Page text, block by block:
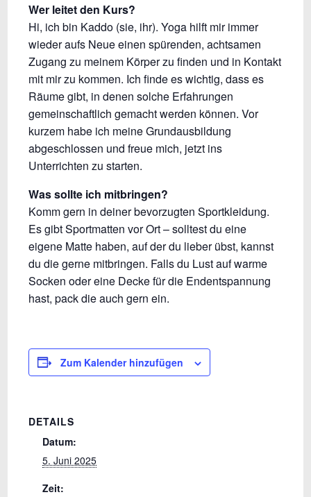
Wer leitet den Kurs?
Hi, ich bin Kaddo (sie, ihr). Yoga hilft mir immer
wieder aufs Neue einen spürenden, achtsamen
Zugang zu meinem Körper zu finden und in Kontakt
mit mir zu kommen. Ich finde es wichtig, dass es
Räume gibt, in denen solche Erfahrungen
gemeinschaftlich gemacht werden können. Vor
kurzem habe ich meine Grundausbildung
abgeschlossen und freue mich, jetzt ins
Unterrichten zu starten.
Was sollte ich mitbringen?
Komm gern in deiner bevorzugten Sportkleidung.
Es gibt Sportmatten vor Ort – solltest du eine
eigene Matte haben, auf der du lieber übst, kannst
du die gerne mitbringen. Falls du Lust auf warme
Socken oder eine Decke für die Endentspannung
hast, pack die auch gern ein.
Zum Kalender hinzufügen
DETAILS
Datum:
5. Juni 2025
Zeit: